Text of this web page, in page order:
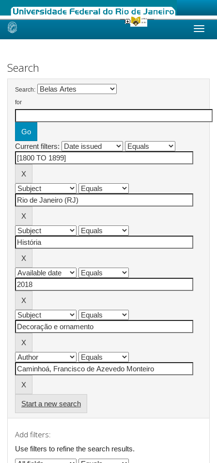
Skip
Search
Search:
for
Current filters:
Start a new search
Add filters:
Use filters to refine the search results.